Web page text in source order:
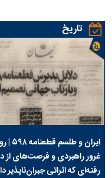
تاریخ
ایران و
غرور راهبردی و فرصت‌های
رفته‌ای که اثراتی